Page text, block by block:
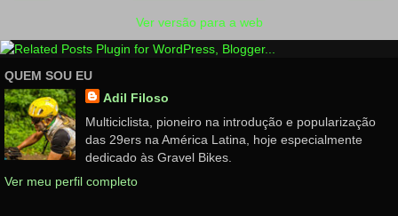
Ver versão para a web
QUEM SOU EU
Adil Filoso
Multiciclista, pioneiro na introdução e popularização
das 29ers na América Latina, hoje especialmente
dedicado às Gravel Bikes.
Ver meu perfil completo